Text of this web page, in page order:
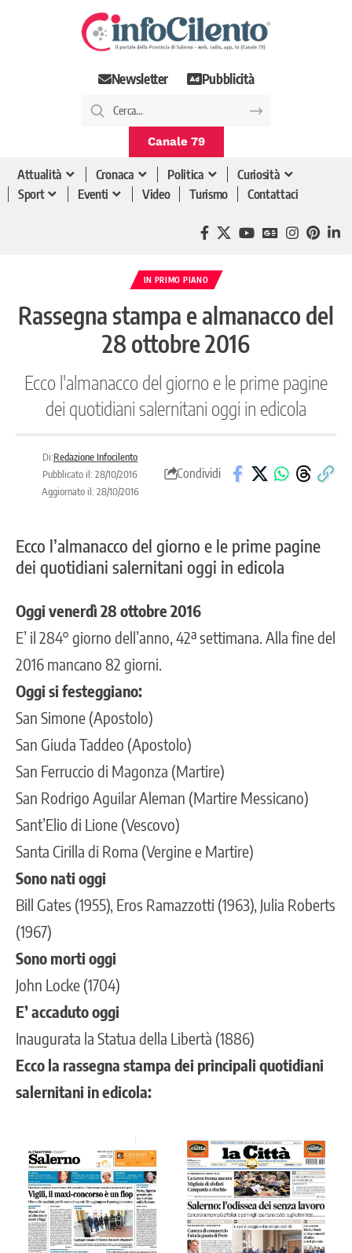
Newsletter Pubblicità
Canale 79
Attualità Cronaca Politica
Curiosità
Sport
Eventi Video Turismo Contattaci
IN PRIMO PIANO
Rassegna stampa e almanacco del
28 ottobre 2016
Ecco l'almanacco del giorno e le prime pagine
dei quotidiani salernitani oggi in edicola
Di:Redazione Infocilento
Pubblicato il: 28/10/2016
Aggiornato il: 28/10/2016
Condividi
Ecco l’almanacco del giorno e le prime pagine
dei quotidiani salernitani oggi in edicola
Oggi venerdì 28 ottobre 2016
E’ il 284° giorno dell’anno, 42ª settimana. Alla fine del
2016 mancano 82 giorni.
Oggi si festeggiano:
San Simone (Apostolo)
San Giuda Taddeo (Apostolo)
San Ferruccio di Magonza (Martire)
San Rodrigo Aguilar Aleman (Martire Messicano)
Sant’Elio di Lione (Vescovo)
Santa Cirilla di Roma (Vergine e Martire)
Sono nati oggi
Bill Gates (1955), Eros Ramazzotti (1963), Julia Roberts
(1967)
Sono morti oggi
John Locke (1704)
E’ accaduto oggi
Inaugurata la Statua della Libertà (1886)
Ecco la rassegna stampa dei principali quotidiani
salernitani in edicola: